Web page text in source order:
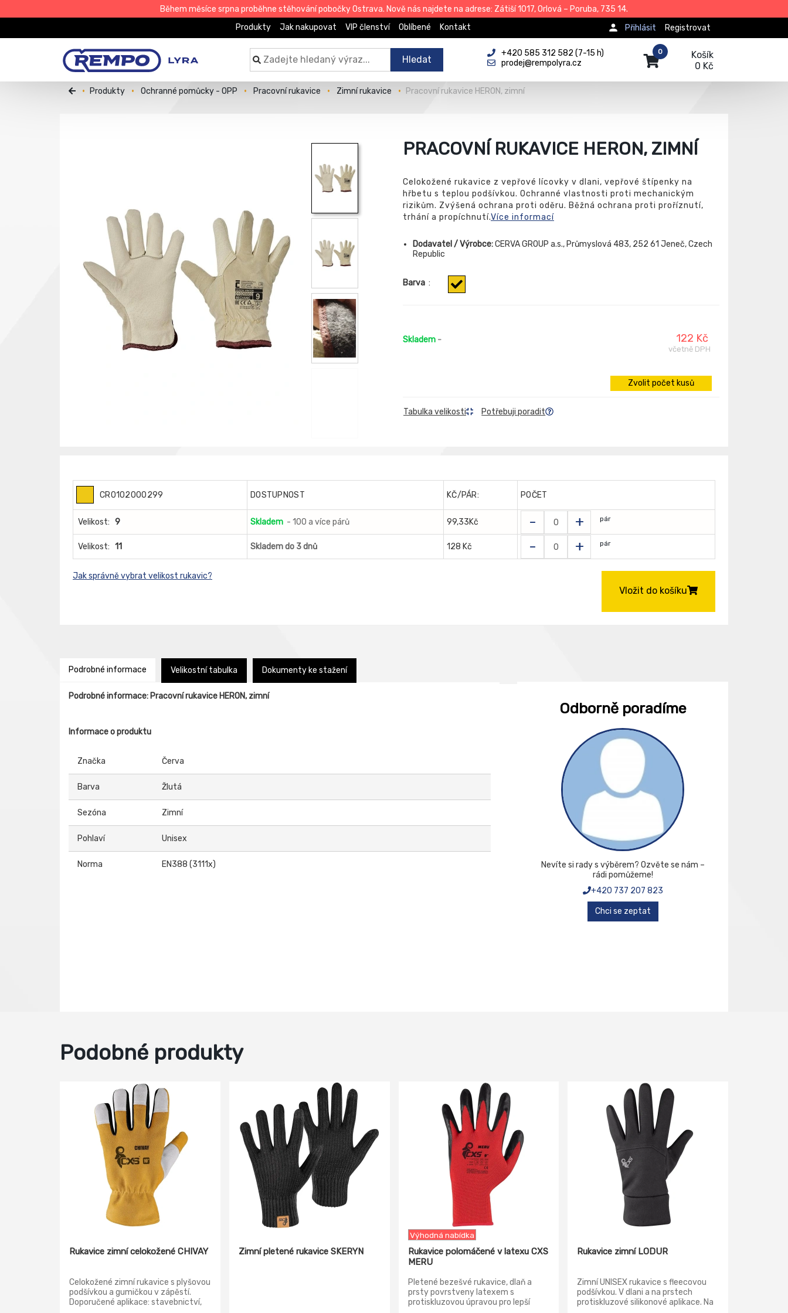
Během měsíce srpna proběhne stěhování pobočky Ostrava. Nově nás najdete na adrese: Zátiší 1017, Orlová – Poruba, 735 14.
Produkty
Jak nakupovat VIP členství Oblíbené Kontakt Registrovat
Přihlásit
Hledat
+420 585 312 582 (7-15 h)
prodej@rempolyra.cz
Košík
0 Kč
0
Produkty Ochranné pomůcky - OPP Pracovní rukavice Zimní rukavice Pracovní rukavice HERON, zimní
PRACOVNÍ RUKAVICE HERON, ZIMNÍ
Celokožené rukavice z vepřové lícovky v dlani, vepřové štípenky na
hřbetu s teplou podšívkou. Ochranné vlastnosti proti mechanickým
rizikům. Zvýšená ochrana proti oděru. Běžná ochrana proti proříznutí,
trhání a propíchnutí.Více informací
Dodavatel / Výrobce:CERVA GROUP a.s., Průmyslová 483, 252 61 Jeneč, Czech
Republic
Barva :
Skladem - 122 Kč
včetně DPH
Zvolit počet kusů
Tabulka velikosti Potřebuji poradit
CR0102000299 DOSTUPNOST KČ/PÁR: POČET
Velikost: 9 Skladem - 100 a více párů 99,33Kč - + pár
Velikost: 11 Skladem do 3 dnů 128 Kč - + pár
Jak správně vybrat velikost rukavic?
Vložit do košíku
Podrobné informace Velikostní tabulka Dokumenty ke stažení
Podrobné informace: Pracovní rukavice HERON, zimní
Informace o produktu
Značka Červa
Barva Žlutá
Sezóna Zimní
Pohlaví Unisex
Norma EN388 (3111x)
Odborně poradíme
Nevíte si rady s výběrem? Ozvěte se nám –
rádi pomůžeme!
+420 737 207 823
Chci se zeptat
Podobné produkty
Rukavice zimní celokožené CHIVAY
Celokožené zimní rukavice s plyšovou
podšívkou a gumičkou v zápěstí.
Doporučené aplikace: stavebnictví,
Zimní pletené rukavice SKERYN
Výhodná nabídka
Rukavice polomáčené v latexu CXS
MERU
Pletené bezešvé rukavice, dlaň a
prsty povrstveny latexem s
protiskluzovou úpravou pro lepší
Rukavice zimní LODUR
Zimní UNISEX rukavice s fleecovou
podšívkou. V dlani a na prstech
protiskluzové silikonové aplikace. Na